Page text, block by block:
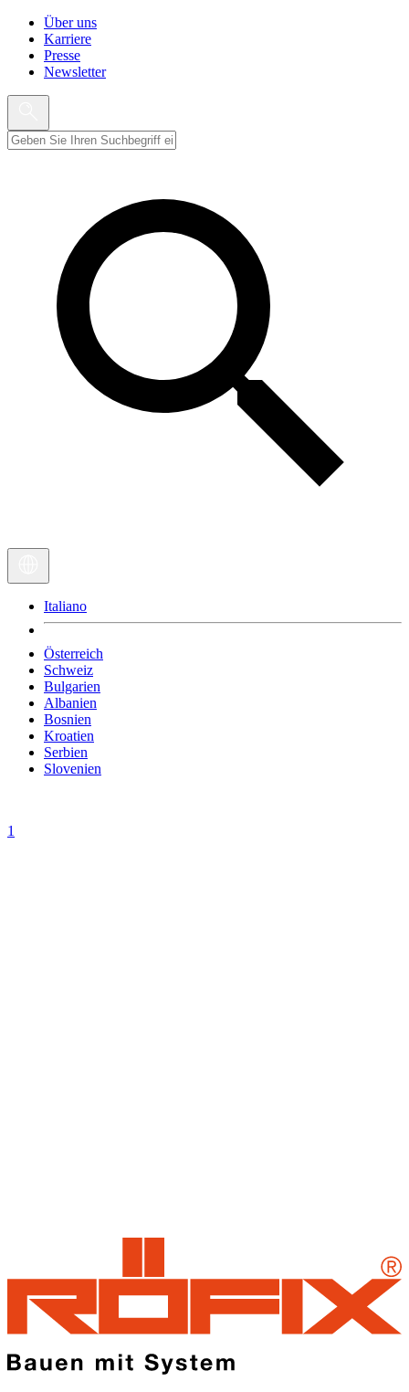
Über uns
Karriere
Presse
Newsletter
Italiano
Österreich
Schweiz
Bulgarien
Albanien
Bosnien
Kroatien
Serbien
Slovenien
1